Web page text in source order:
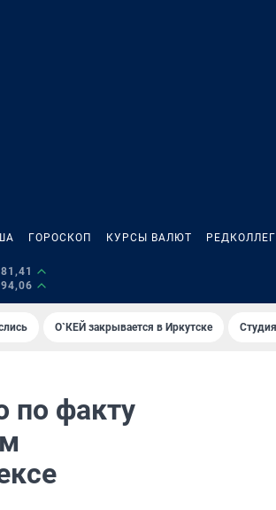
ГОРОСКОП КУРСЫ ВАЛЮТ
94,06
О`КЕЙ закрывается в Иркутске
по факту